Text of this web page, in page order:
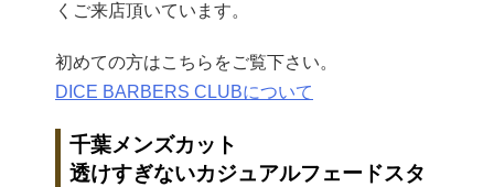
くご来店頂いています。
初めての方はこちらをご覧下さい。
DICE BARBERS CLUBについて
千葉メンズカット
透けすぎないカジュアルフェードスタ